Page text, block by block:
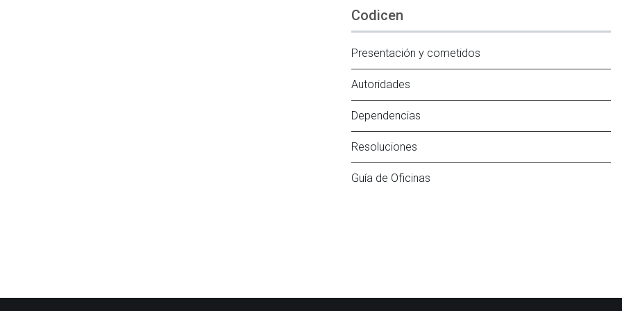
Codicen
Presentación y cometidos
Autoridades
Dependencias
Resoluciones
Guía de Oficinas